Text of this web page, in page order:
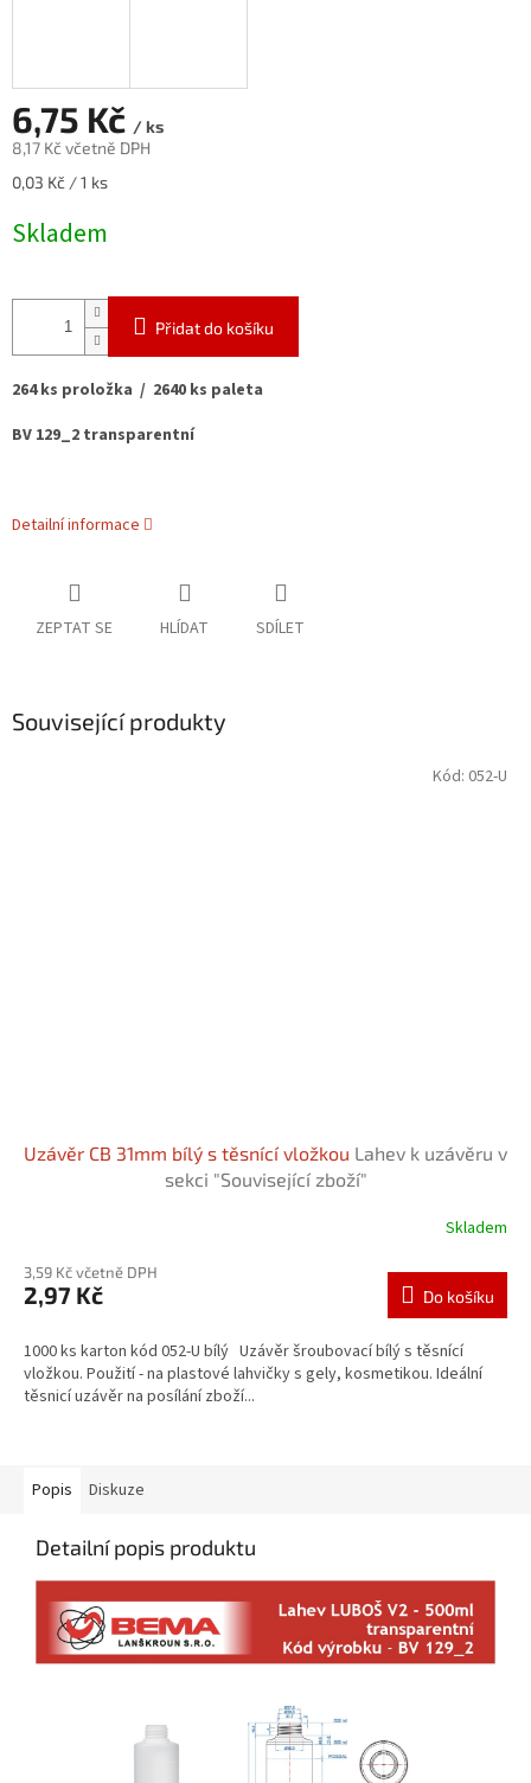
6,75 Kč / ks
8,17 Kč včetně DPH
Měrná
0,03 Kč / 1 ks
Skladem
Přidat do košíku
264 ks proložka / 2640 ks paleta
BV 129_2 transparentní
Detailní informace
ZEPTAT SE HLÍDAT SDÍLET
Související produkty
Uzávěr CB 31mm bílý s těsnící vložkou Lahev k uzávěru v
sekci "Související zboží"
Skladem
3,59 Kč včetně DPH
2,97 Kč Do košíku
1000 ks karton kód 052-U bílý Uzávěr šroubovací bílý s těsnící
vložkou. Použití - na plastové lahvičky s gely, kosmetikou. Ideální
těsnicí uzávěr na posílání zboží...
Kód: 052-U
Popis Diskuze
Detailní popis produktu